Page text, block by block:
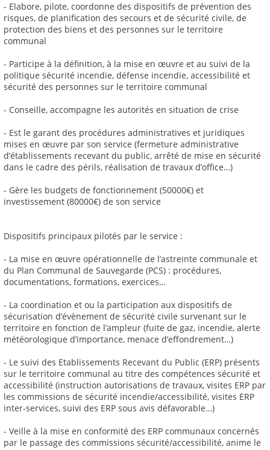
- Elabore, pilote, coordonne des dispositifs de prévention des
risques, de planification des secours et de sécurité civile, de
protection des biens et des personnes sur le territoire
communal
- Participe à la définition, à la mise en œuvre et au suivi de la
politique sécurité incendie, défense incendie, accessibilité et
sécurité des personnes sur le territoire communal
- Conseille, accompagne les autorités en situation de crise
- Est le garant des procédures administratives et juridiques
mises en œuvre par son service (fermeture administrative
d’établissements recevant du public, arrêté de mise en sécurité
dans le cadre des périls, réalisation de travaux d’office…)
- Gère les budgets de fonctionnement (50000€) et
investissement (80000€) de son service
Dispositifs principaux pilotés par le service :
- La mise en œuvre opérationnelle de l’astreinte communale et
du Plan Communal de Sauvegarde (PCS) : procédures,
documentations, formations, exercices…
- La coordination et ou la participation aux dispositifs de
sécurisation d’évènement de sécurité civile survenant sur le
territoire en fonction de l’ampleur (fuite de gaz, incendie, alerte
météorologique d’importance, menace d’effondrement…)
- Le suivi des Etablissements Recevant du Public (ERP) présents
sur le territoire communal au titre des compétences sécurité et
accessibilité (instruction autorisations de travaux, visites ERP par
les commissions de sécurité incendie/accessibilité, visites ERP
inter-services, suivi des ERP sous avis défavorable…)
- Veille à la mise en conformité des ERP communaux concernés
par le passage des commissions sécurité/accessibilité, anime le